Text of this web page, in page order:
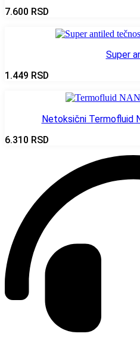
7.600 RSD
Super
1.449 RSD
Netoksični Termofluid
6.310 RSD